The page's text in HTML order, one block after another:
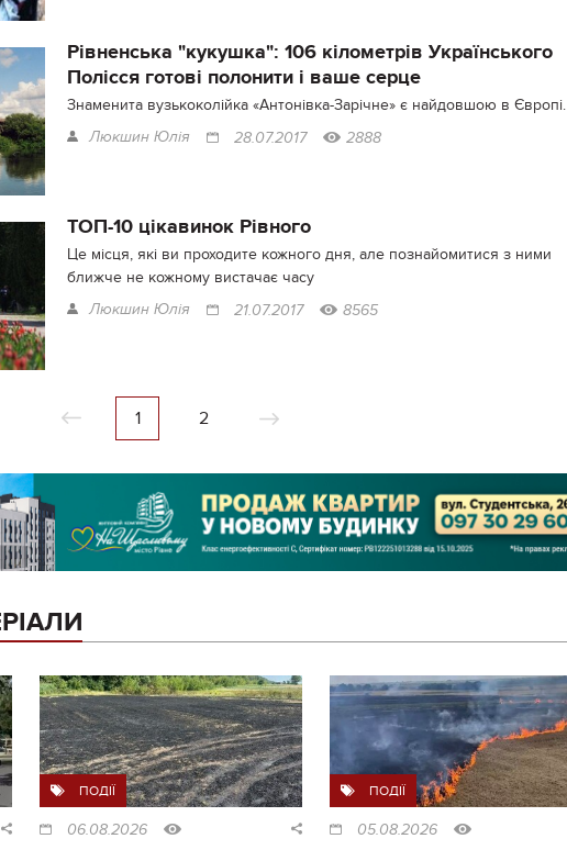
Рівненська "кукушка": 106 кілометрів Українського
Полісся готові полонити і ваше серце
Знаменита вузькоколійка «Антонівка-Зарічне» є найдовшою в Європі.
Люкшин Юлія 28.07.2017 2888
ТОП-10 цікавинок Рівного
Це місця, які ви проходите кожного дня, але познайомитися з ними
ближче не кожному вистачає часу
Люкшин Юлія 21.07.2017 8565
1 2
ПОДІЇ
06.08.2026
ПОДІЇ
05.08.2026